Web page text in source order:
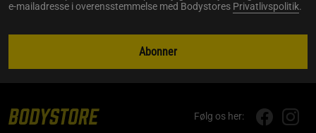
e-mailadresse i overensstemmelse med Bodystores Privatlivspolitik.
Abonner
Følg os her: